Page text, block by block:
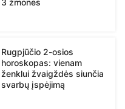
3 žmonės
Rugpjūčio 2-osios
horoskopas: vienam
ženklui žvaigždės siunčia
svarbų įspėjimą